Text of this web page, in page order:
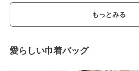
もっとみる
愛らしい巾着バッグ